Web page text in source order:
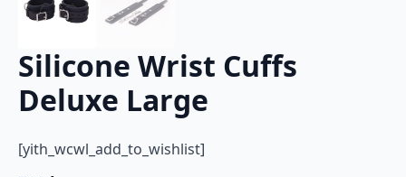
Silicone Wrist Cuffs
Deluxe Large
[yith_wcwl_add_to_wishlist]